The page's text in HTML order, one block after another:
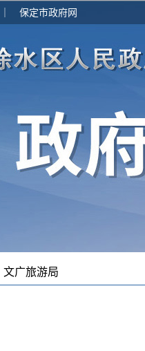
保定市政府网
文广旅游局